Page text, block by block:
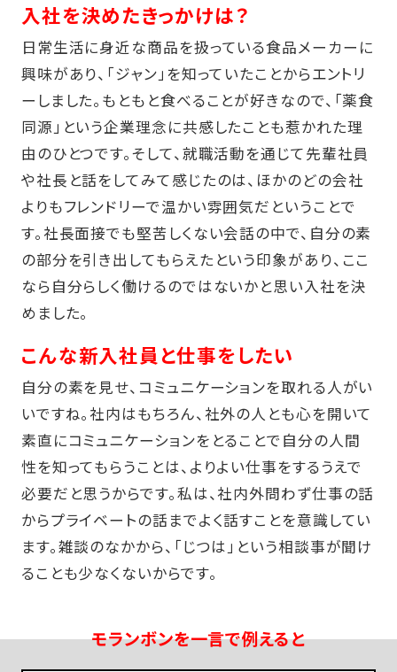
入社を決めたきっかけは？
日常生活に身近な商品を扱っている食品メーカーに
興味があり、「ジャン」を知っていたことからエントリ
ーしました。もともと食べることが好きなので、「薬食
同源」という企業理念に共感したことも惹かれた理
由のひとつです。そして、就職活動を通じて先輩社員
や社長と話をしてみて感じたのは、ほかのどの会社
よりもフレンドリーで温かい雰囲気だということで
す。社長面接でも堅苦しくない会話の中で、自分の素
の部分を引き出してもらえたという印象があり、ここ
なら自分らしく働けるのではないかと思い入社を決
めました。
こんな新入社員と仕事をしたい
自分の素を見せ、コミュニケーションを取れる人がい
いですね。社内はもちろん、社外の人とも心を開いて
素直にコミュニケーションをとることで自分の人間
性を知ってもらうことは、よりよい仕事をするうえで
必要だと思うからです。私は、社内外問わず仕事の話
からプライベートの話までよく話すことを意識してい
ます。雑談のなかから、「じつは」という相談事が聞け
ることも少なくないからです。
モランボンを一言で例えると